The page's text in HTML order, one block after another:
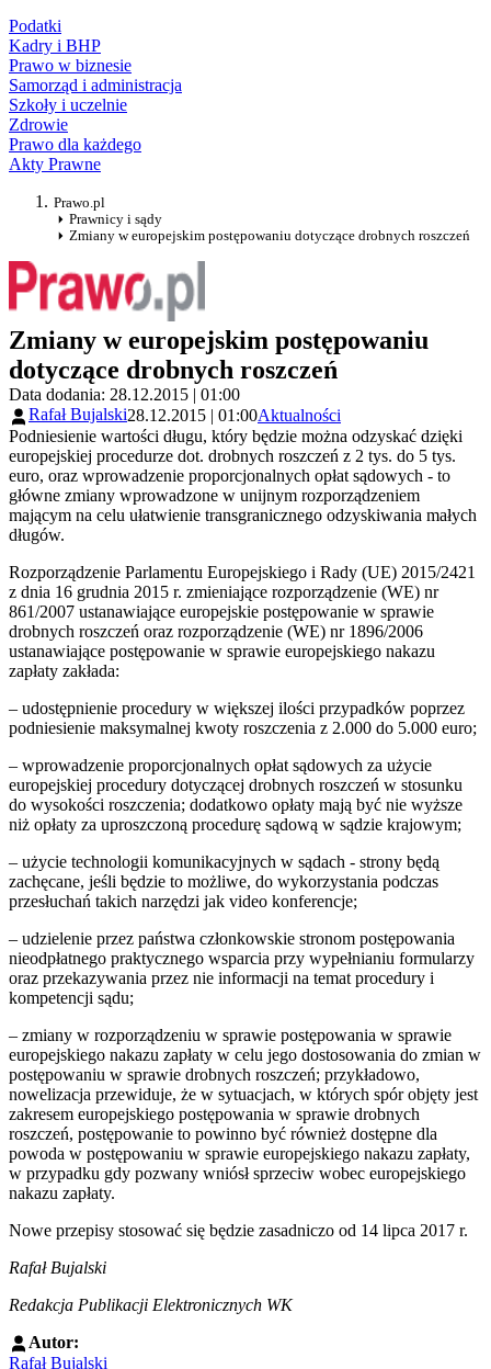
Podatki
Kadry i BHP
Prawo w biznesie
Samorząd i administracja
Szkoły i uczelnie
Zdrowie
Prawo dla każdego
Akty Prawne
Prawo.pl
Prawnicy i sądy
Zmiany w europejskim postępowaniu dotyczące drobnych roszczeń
Zmiany w europejskim postępowaniu
dotyczące drobnych roszczeń
Data dodania: 28.12.2015 | 01:00
Rafał Bujalski28.12.2015 | 01:00Aktualności
Podniesienie wartości długu, który będzie można odzyskać dzięki
europejskiej procedurze dot. drobnych roszczeń z 2 tys. do 5 tys.
euro, oraz wprowadzenie proporcjonalnych opłat sądowych - to
główne zmiany wprowadzone w unijnym rozporządzeniem
mającym na celu ułatwienie transgranicznego odzyskiwania małych
długów.
Rozporządzenie Parlamentu Europejskiego i Rady (UE) 2015/2421
z dnia 16 grudnia 2015 r. zmieniające rozporządzenie (WE) nr
861/2007 ustanawiające europejskie postępowanie w sprawie
drobnych roszczeń oraz rozporządzenie (WE) nr 1896/2006
ustanawiające postępowanie w sprawie europejskiego nakazu
zapłaty zakłada:
– udostępnienie procedury w większej ilości przypadków poprzez
podniesienie maksymalnej kwoty roszczenia z 2.000 do 5.000 euro;
– wprowadzenie proporcjonalnych opłat sądowych za użycie
europejskiej procedury dotyczącej drobnych roszczeń w stosunku
do wysokości roszczenia; dodatkowo opłaty mają być nie wyższe
niż opłaty za uproszczoną procedurę sądową w sądzie krajowym;
– użycie technologii komunikacyjnych w sądach - strony będą
zachęcane, jeśli będzie to możliwe, do wykorzystania podczas
przesłuchań takich narzędzi jak video konferencje;
– udzielenie przez państwa członkowskie stronom postępowania
nieodpłatnego praktycznego wsparcia przy wypełnianiu formularzy
oraz przekazywania przez nie informacji na temat procedury i
kompetencji sądu;
– zmiany w rozporządzeniu w sprawie postępowania w sprawie
europejskiego nakazu zapłaty w celu jego dostosowania do zmian w
postępowaniu w sprawie drobnych roszczeń; przykładowo,
nowelizacja przewiduje, że w sytuacjach, w których spór objęty jest
zakresem europejskiego postępowania w sprawie drobnych
roszczeń, postępowanie to powinno być również dostępne dla
powoda w postępowaniu w sprawie europejskiego nakazu zapłaty,
w przypadku gdy pozwany wniósł sprzeciw wobec europejskiego
nakazu zapłaty.
Nowe przepisy stosować się będzie zasadniczo od 14 lipca 2017 r.
Rafał Bujalski
Redakcja Publikacji Elektronicznych WK
Autor:
Rafał Bujalski